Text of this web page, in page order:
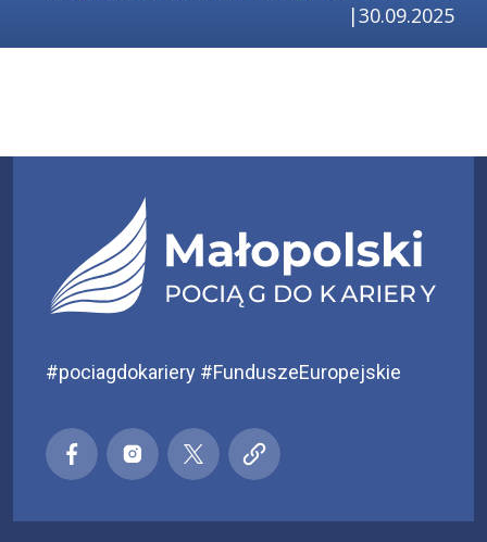
|30.09.2025
#pociagdokariery #FunduszeEuropejskie
Małopolski pociąg do kariery
Małopolski pociąg do kariery
Małopolski pociąg do kariery
Małopolski pociąg do